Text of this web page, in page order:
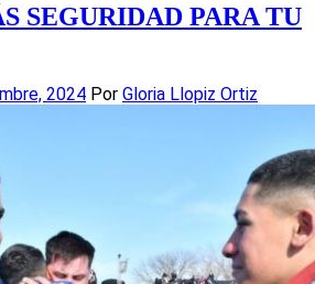
SEGURIDAD PARA TU
2024 Por Gloria Llopiz Ortiz